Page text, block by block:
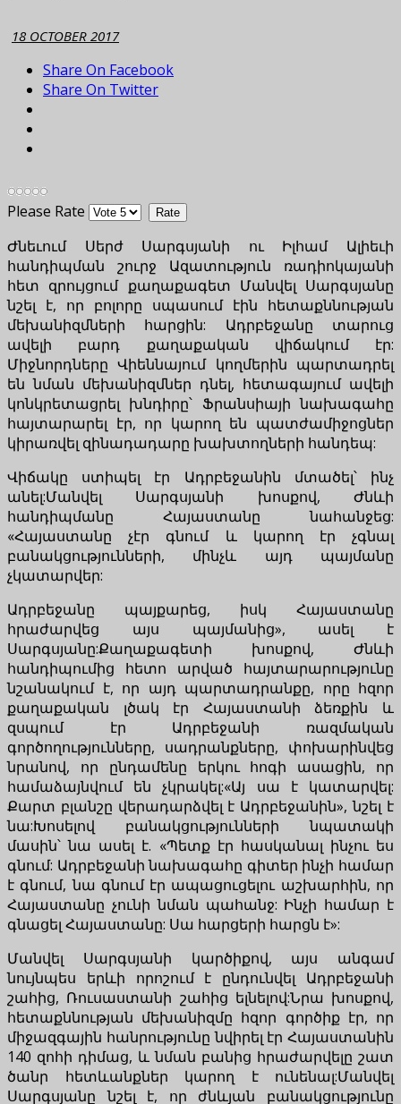
18 OCTOBER 2017
Share On Facebook
Share On Twitter
Please Rate
Ժնեւում Սերժ Սարգսյանի ու Իլհամ Ալիեւի
հանդիպման շուրջ Ազատություն ռադիոկայանի
հետ զրույցում քաղաքագետ Մանվել Սարգսյանը
նշել է, որ բոլորը սպասում էին հետաքննության
մեխանիզմների հարցին: Ադրբեջանը տարուց
ավելի բարդ քաղաքական վիճակում էր:
Միջնորդները Վիեննայում կողմերին պարտադրել
են նման մեխանիզմներ դնել, հետագայում ավելի
կոնկրետացրել խնդիրը՝ Ֆրանսիայի նախագահը
հայտարարել էր, որ կարող են պատժամիջոցներ
կիրառվել զինադադարը խախտողների հանդեպ:
Վիճակը ստիպել էր Ադրբեջանին մտածել՝ ինչ
անել:Մանվել Սարգսյանի խոսքով, Ժնևի
հանդիպմանը Հայաստանը նահանջեց:
«Հայաստանը չէր գնում և կարող էր չգնալ
բանակցությունների, մինչև այդ պայմանը
չկատարվեր:
Ադրբեջանը պայքարեց, իսկ Հայաստանը
հրաժարվեց այս պայմանից», ասել է
Սարգսյանը:Քաղաքագետի խոսքով, Ժնևի
հանդիպումից հետո արված հայտարարությունը
նշանակում է, որ այդ պարտադրանքը, որը հզոր
քաղաքական լծակ էր Հայաստանի ձեռքին և
զսպում էր Ադրբեջանի ռազմական
գործողությունները, սադրանքները, փոխարինվեց
նրանով, որ ընդամենը երկու հոգի ասացին, որ
համաձայնվում են չկրակել:«Այ սա է կատարվել:
Քարտ բլանշը վերադարձվել է Ադրբեջանին», նշել է
նա:Խոսելով բանակցությունների նպատակի
մասին՝ նա ասել է. «Պետք էր հասկանալ ինչու ես
գնում: Ադրբեջանի նախագահը գիտեր ինչի համար
է գնում, նա գնում էր ապացուցելու աշխարհին, որ
Հայաստանը չունի նման պահանջ: Ինչի համար է
գնացել Հայաստանը: Սա հարցերի հարցն է»:
Մանվել Սարգսյանի կարծիքով, այս անգամ
նույնպես երևի որոշում է ընդունվել Ադրբեջանի
շահից, Ռուսաստանի շահից ելնելով:Նրա խոսքով,
հետաքննության մեխանիզմը հզոր գործիք էր, որ
միջազգային հանրությունը նվիրել էր Հայաստանին
140 զոհի դիմաց, և նման բանից հրաժարվելը շատ
ծանր հետևանքներ կարող է ունենալ:Մանվել
Սարգսյանը նշել է, որ ժնևյան բանակցությունը